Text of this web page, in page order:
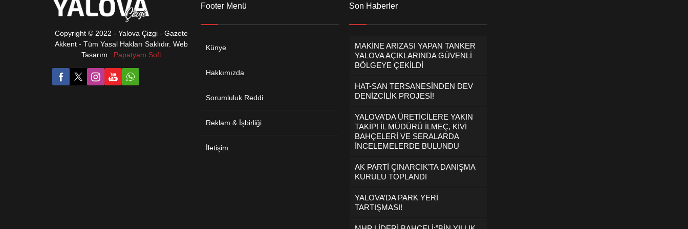
Copyright © 2022 - Yalova Çizgi - Gazete
Akkent - Tüm Yasal Hakları Saklıdır. Web
Tasarım : Papatyam Soft
Footer Menü
Künye
Hakkımızda
Sorumluluk Reddi
Reklam & İşbirliği
İletişim
Son Haberler
MAKİNE ARIZASI YAPAN TANKER
YALOVA AÇIKLARINDA GÜVENLİ
BÖLGEYE ÇEKİLDİ
HAT-SAN TERSANESİNDEN DEV
DENİZCİLİK PROJESİ!
YALOVA’DA ÜRETİCİLERE YAKIN
TAKİP! İL MÜDÜRÜ İLMEÇ, KİVİ
BAHÇELERİ VE SERALARDA
İNCELEMELERDE BULUNDU
AK PARTİ ÇINARCIK’TA DANIŞMA
KURULU TOPLANDI
YALOVA’DA PARK YERİ
TARTIŞMASI!